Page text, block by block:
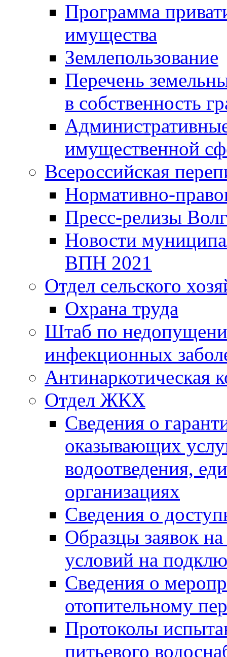
Программа
имущества
Землепользование
Перечень
в собственность
имущественной
Всероссийская
Нормативно-
Пресс-релизы
Новости
ВПН 2021
Отдел сельского
Охрана труда
Штаб по
инфекционных
Антинаркотическая
Отдел ЖКХ
Сведения о
оказывающих
водоотведения,
организациях
Сведения о
Образцы заявок
условий на
Сведения о
отопительному
Протоколы
питьевого